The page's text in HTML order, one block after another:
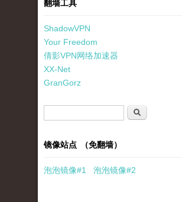
翻墙工具
ShadowVPN
Your Freedom
倩影VPN网络加速器
XX-Net
GranGorz
搜索
镜像站点 （免翻墙）
泡泡镜像#1 泡泡镜像#2